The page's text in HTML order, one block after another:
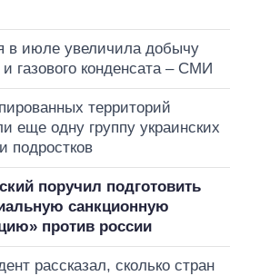
в июле увеличила добычу
газового конденсата – СМИ
территорий
еще одну группу украинских
подростков
поручил подготовить
санкционную
против россии
рассказал, сколько стран